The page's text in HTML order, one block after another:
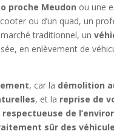
proche Meudon ou une
ou d’un quad, un
traditionnel, un
en enlèvement de
, car la démolition
, et la reprise de
respectueuse de
sûr des